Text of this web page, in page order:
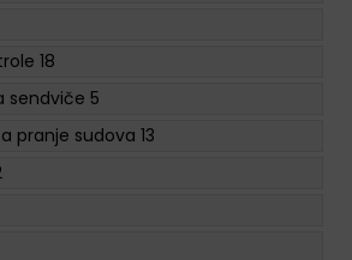
18
sendviče 5
pranje sudova 13